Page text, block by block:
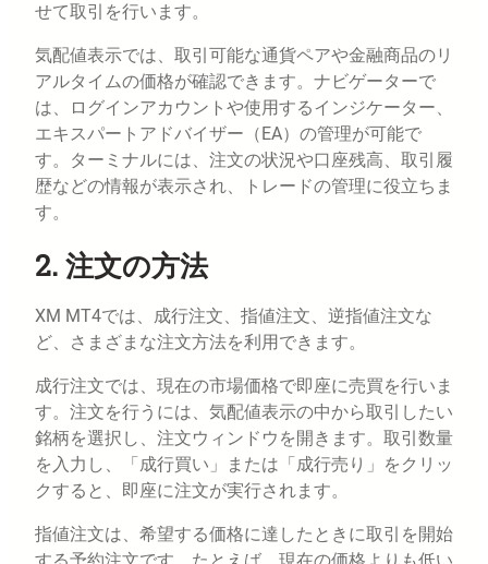
せて取引を行います。
気配値表示では、取引可能な通貨ペアや金融商品のリ
アルタイムの価格が確認できます。ナビゲーターで
は、ログインアカウントや使用するインジケーター、
エキスパートアドバイザー（EA）の管理が可能で
す。ターミナルには、注文の状況や口座残高、取引履
歴などの情報が表示され、トレードの管理に役立ちま
す。
2. 注文の方法
XM MT4では、成行注文、指値注文、逆指値注文な
ど、さまざまな注文方法を利用できます。
成行注文では、現在の市場価格で即座に売買を行いま
す。注文を行うには、気配値表示の中から取引したい
銘柄を選択し、注文ウィンドウを開きます。取引数量
を入力し、「成行買い」または「成行売り」をクリッ
クすると、即座に注文が実行されます。
指値注文は、希望する価格に達したときに取引を開始